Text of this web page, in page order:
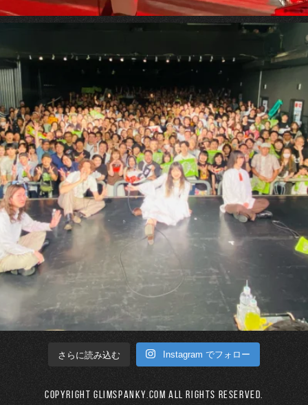
さらに読み込む Instagram でフォロー
Copyright GLIMSPANKY.COM All Rights Reserved.